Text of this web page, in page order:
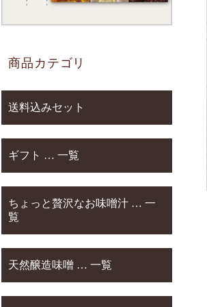
商品カテゴリ
送料込みセット
ギフト … 一覧
ちょっと贅沢なお味噌汁 … 一
覧
天然醸造味噌 … 一覧